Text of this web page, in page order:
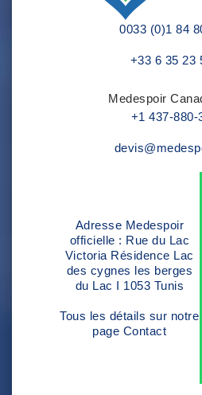
0033 (0)1 84
+33 6 35 23
Medespoir
+1 437-880-
Adresse Medespoir
officielle : Rue du Lac
Victoria Résidence Lac
des cygnes les berges
du Lac I 1053 Tunis
Tous les détails sur notre
page Contact